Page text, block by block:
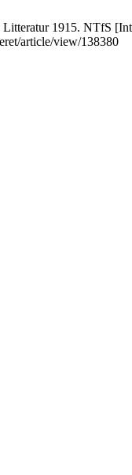
1915. NTfS
article/view/138380